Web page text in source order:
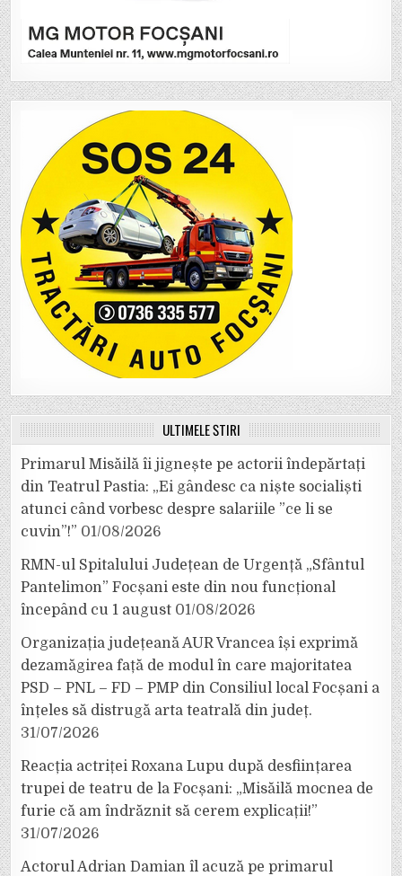
ULTIMELE ȘTIRI
Primarul Misăilă îi jignește pe actorii îndepărtați
din Teatrul Pastia: „Ei gândesc ca niște socialiști
atunci când vorbesc despre salariile ”ce li se
cuvin”!” 01/08/2026
RMN-ul Spitalului Județean de Urgență „Sfântul
Pantelimon” Focșani este din nou funcțional
începând cu 1 august 01/08/2026
Organizația județeană AUR Vrancea își exprimă
dezamăgirea față de modul în care majoritatea
PSD – PNL – FD – PMP din Consiliul local Focșani a
înțeles să distrugă arta teatrală din județ.
31/07/2026
Reacția actriței Roxana Lupu după desființarea
trupei de teatru de la Focșani: „Misăilă mocnea de
furie că am îndrăznit să cerem explicații!”
31/07/2026
Actorul Adrian Damian îl acuză pe primarul